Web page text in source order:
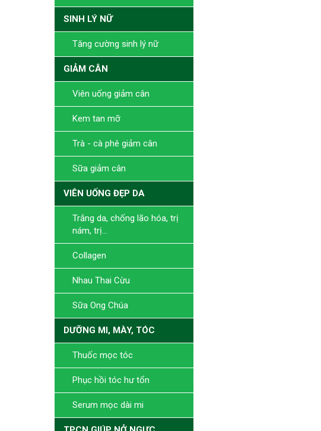
SINH LÝ NỮ
Tăng cường sinh lý nữ
GIẢM CÂN
Viên uống giảm cân
Kem tan mỡ
Trà - cà phê giảm cân
Sữa giảm cân
VIÊN UỐNG ĐẸP DA
Trắng da, chống lão hóa, trị
nám, trị...
Collagen
Nhau Thai Cừu
Sữa Ong Chúa
DƯỠNG MI, MÀY, TÓC
Thuốc mọc tóc
Phục hồi tóc hư tổn
Serum mọc dài mi